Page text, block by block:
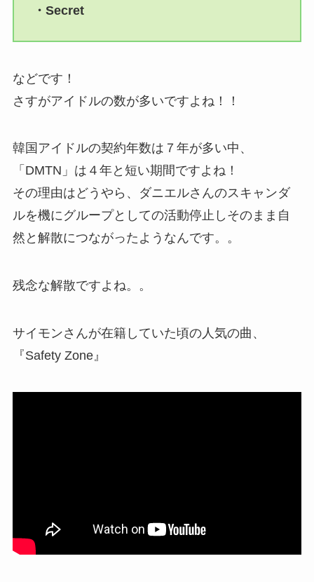
・Secret
などです！
さすがアイドルの数が多いですよね！！
韓国アイドルの契約年数は７年が多い中、
「DMTN」は４年と短い期間ですよね！
その理由はどうやら、ダニエルさんのスキャンダ
ルを機にグループとしての活動停止しそのまま自
然と解散につながったようなんです。。
残念な解散ですよね。。
サイモンさんが在籍していた頃の人気の曲、
『Safety Zone』